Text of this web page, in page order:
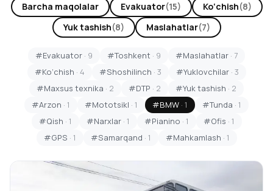
Barcha maqolalar Evakuator(15) Ko‘chish(8)
Yuk tashish(8) Maslahatlar(7)
#Evakuator · 9 #Toshkent · 9 #Maslahatlar · 7
#Ko‘chish · 4 #Shoshilinch · 3 #Yuklovchilar · 3
#Maxsus texnika · 2 #DTP · 2 #Yuk tashish · 2
#Arzon · 1 #Mototsikl · 1 #BMW · 1 #Tunda · 1
#Qish · 1 #Narxlar · 1 #Pianino · 1 #Ofis · 1
#GPS · 1 #Samarqand · 1 #Mahkamlash · 1